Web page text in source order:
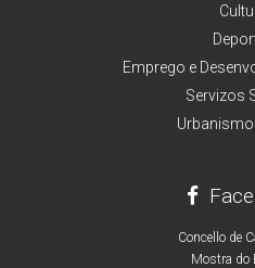
Emprego e
Servizos
Concello de
Mostra do